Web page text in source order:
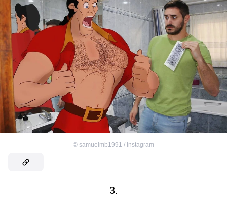
© samuelmb1991 / Instagram
3.